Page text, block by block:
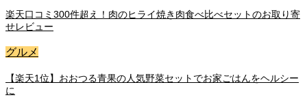
楽天口コミ300件超え！肉のヒライ焼き肉食べ比べセットのお取り寄
せレビュー
グルメ
【楽天1位】おおつる青果の人気野菜セットでお家ごはんをヘルシー
に